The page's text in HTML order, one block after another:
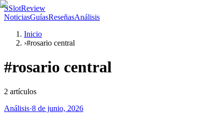
SSlotReview
NoticiasGuíasReseñasAnálisis
Inicio
›#rosario central
#rosario central
2 artículos
Análisis·8 de junio, 2026